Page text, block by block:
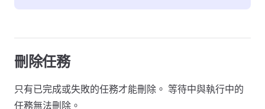
刪除任務
只有已完成或失敗的任務才能刪除。 等待中與執行中的
任務無法刪除。